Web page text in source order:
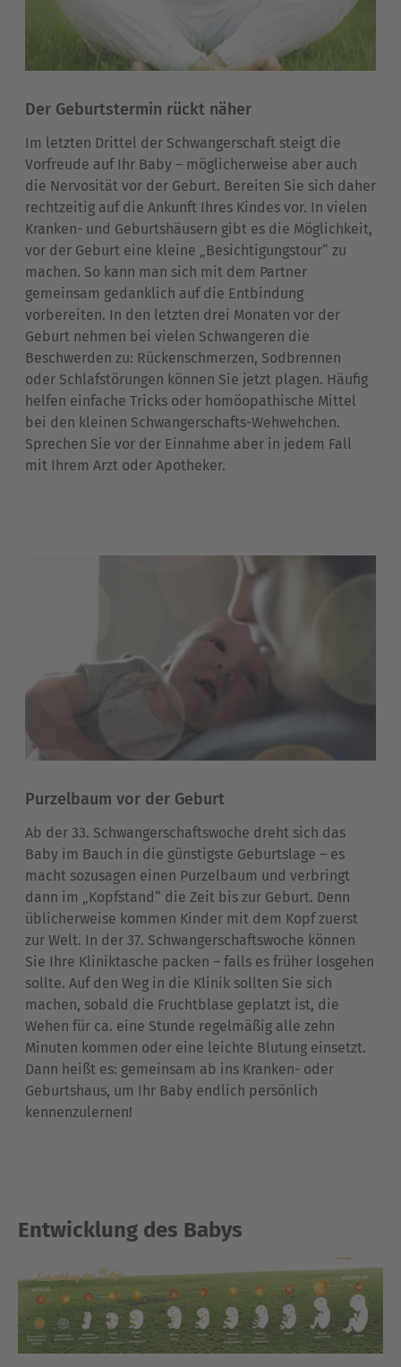
Der Geburtstermin rückt näher
Im letzten Drittel der Schwangerschaft steigt die
Vorfreude auf Ihr Baby – möglicherweise aber auch
die Nervosität vor der Geburt. Bereiten Sie sich daher
rechtzeitig auf die Ankunft Ihres Kindes vor. In vielen
Kranken- und Geburtshäusern gibt es die Möglichkeit,
vor der Geburt eine kleine „Besichtigungstour“ zu
machen. So kann man sich mit dem Partner
gemeinsam gedanklich auf die Entbindung
vorbereiten. In den letzten drei Monaten vor der
Geburt nehmen bei vielen Schwangeren die
Beschwerden zu: Rückenschmerzen, Sodbrennen
oder Schlafstörungen können Sie jetzt plagen. Häufig
helfen einfache Tricks oder homöopathische Mittel
bei den kleinen Schwangerschafts-Wehwehchen.
Sprechen Sie vor der Einnahme aber in jedem Fall
mit Ihrem Arzt oder Apotheker.
Purzelbaum vor der Geburt
Ab der 33. Schwangerschaftswoche dreht sich das
Baby im Bauch in die günstigste Geburtslage – es
macht sozusagen einen Purzelbaum und verbringt
dann im „Kopfstand“ die Zeit bis zur Geburt. Denn
üblicherweise kommen Kinder mit dem Kopf zuerst
zur Welt. In der 37. Schwangerschaftswoche können
Sie Ihre Kliniktasche packen – falls es früher losgehen
sollte. Auf den Weg in die Klinik sollten Sie sich
machen, sobald die Fruchtblase geplatzt ist, die
Wehen für ca. eine Stunde regelmäßig alle zehn
Minuten kommen oder eine leichte Blutung einsetzt.
Dann heißt es: gemeinsam ab ins Kranken- oder
Geburtshaus, um Ihr Baby endlich persönlich
kennenzulernen!
Entwicklung des Babys